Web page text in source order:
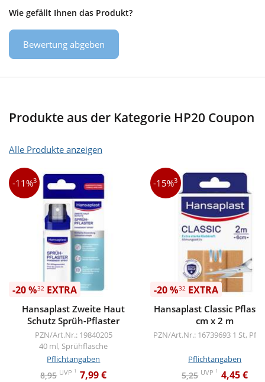
Wie gefällt Ihnen das Produkt?
Bewertung abgeben
Produkte aus der Kategorie HP20 Coupon
Alle Produkte anzeigen
-11%3
-20 %32EXTRA
Hansaplast Zweite Haut
Schutz Sprüh-Pflaster
PZN/Art.Nr.: 19840205
40 ml, Sprühflasche
Pflichtangaben
8,95 UVP 1 7,99 €
-15%3
-20 %32EXTRA
Hansaplast Classic
cm x 2 m
PZN/Art.Nr.: 16739693 1 St,
Pflichtangaben
5,25 UVP 1 4,45 €